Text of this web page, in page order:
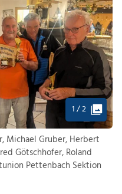
1 / 2
Michael Gruber, Herbert
Götschhofer, Roland
Pettenbach Sektion